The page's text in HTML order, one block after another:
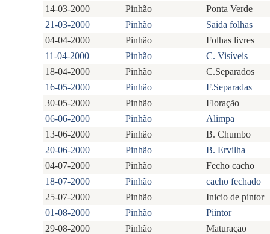
14-03-2000
Pinhão
Ponta Verde
21-03-2000
Pinhão
Saida folhas
04-04-2000
Pinhão
Folhas livres
11-04-2000
Pinhão
C. Visíveis
18-04-2000
Pinhão
C.Separados
16-05-2000
Pinhão
F.Separadas
30-05-2000
Pinhão
Floração
06-06-2000
Pinhão
Alimpa
13-06-2000
Pinhão
B. Chumbo
20-06-2000
Pinhão
B. Ervilha
04-07-2000
Pinhão
Fecho cacho
18-07-2000
Pinhão
cacho fechado
25-07-2000
Pinhão
Inicio de pintor
01-08-2000
Pinhão
Piintor
29-08-2000
Pinhão
Maturaçao